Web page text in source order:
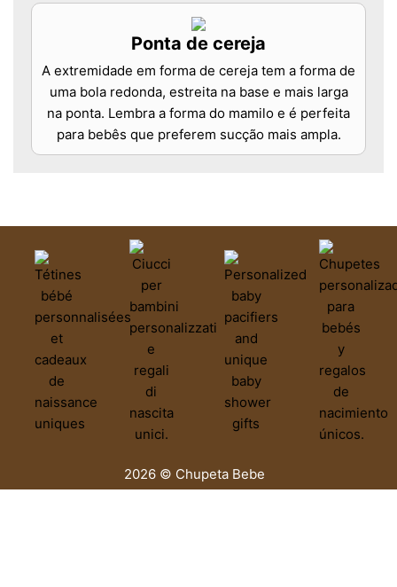
Ponta de cereja
A extremidade em forma de cereja tem a forma de
uma bola redonda, estreita na base e mais larga
na ponta. Lembra a forma do mamilo e é perfeita
para bebês que preferem sucção mais ampla.
2026 © Chupeta Bebe